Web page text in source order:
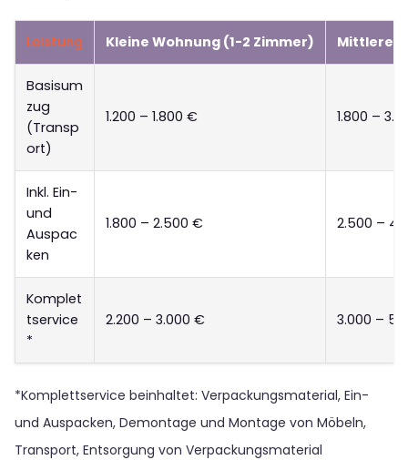
Leistung Kleine Wohnung (1-2 Zimmer) Mittlere
Basisum
zug
(Transp
ort)
1.200 – 1.800 € 1.800 –
Inkl. Ein-
und
Auspac
ken
1.800 – 2.500 € 2.500 –
Komplet
tservice
*
2.200 – 3.000 € 3.000 –
*Komplettservice beinhaltet: Verpackungsmaterial, Ein-
und Auspacken, Demontage und Montage von Möbeln,
Transport, Entsorgung von Verpackungsmaterial